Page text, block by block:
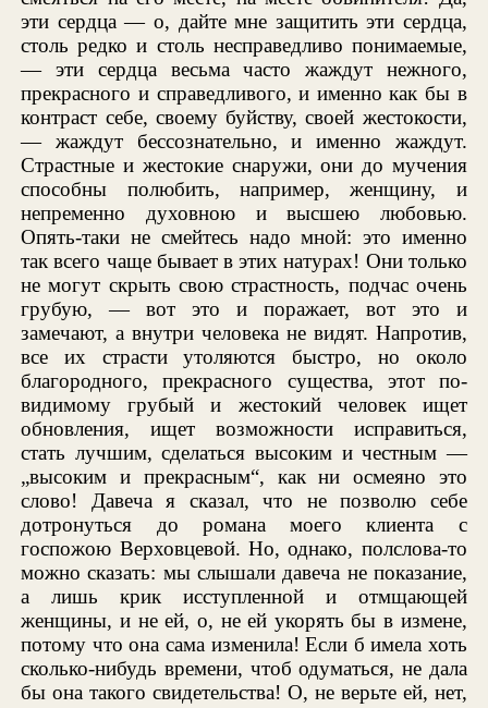
эти сердца — о, дайте мне защитить эти сердца,
столь редко и столь несправедливо понимаемые,
— эти сердца весьма часто жаждут нежного,
прекрасного и справедливого, и именно как бы в
контраст себе, своему буйству, своей жестокости,
— жаждут бессознательно, и именно жаждут.
Страстные и жестокие снаружи, они до мучения
способны полюбить, например, женщину, и
непременно духовною и высшею любовью.
Опять-таки не смейтесь надо мной: это именно
так всего чаще бывает в этих натурах! Они только
не могут скрыть свою страстность, подчас очень
грубую, — вот это и поражает, вот это и
замечают, а внутри человека не видят. Напротив,
все их страсти утоляются быстро, но около
благородного, прекрасного существа, этот по-
видимому грубый и жестокий человек ищет
обновления, ищет возможности исправиться,
стать лучшим, сделаться высоким и честным —
„высоким и прекрасным“, как ни осмеяно это
слово! Давеча я сказал, что не позволю себе
дотронуться до романа моего клиента с
госпожою Верховцевой. Но, однако, полслова-то
можно сказать: мы слышали давеча не показание,
а лишь крик исступленной и отмщающей
женщины, и не ей, о, не ей укорять бы в измене,
потому что она сама изменила! Если б имела хоть
сколько-нибудь времени, чтоб одуматься, не дала
бы она такого свидетельства! О, не верьте ей, нет,